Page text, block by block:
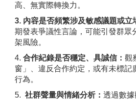
高、無實際轉換力。
3. 內容是否頻繁涉及敏感議題或立
期發表爭議性言論，可能引發群眾
架風險。
4. 合作紀錄是否穩定、具誠信： 觀
窗」、違反合作約定，或有未標記
行為。
5. 社群聲量與情緒分析： 透過數